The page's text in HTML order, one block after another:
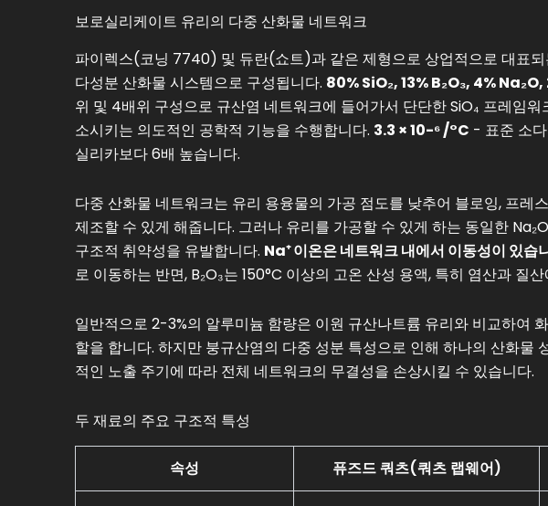
보로실리케이트 유리의 다중 산화물 네트워크
파이렉스(코닝 7740) 및 듀란(쇼트)과 같은 제형으로 상업적으로 대표
다성분 산화물 시스템으로 구성됩니다. 80% SiO₂, 13% B₂O₃, 4%
위 및 4배위 구성으로 규산염 네트워크에 들어가서 단단한 SiO₄ 프레임
소시키는 의도적인 공학적 기능을 수행합니다. 3.3 × 10-⁶ /°C - 표준 소
실리카보다 6배 높습니다.
다중 산화물 네트워크는 유리 용융물의 가공 점도를 낮추어 블로잉, 프레
제조할 수 있게 해줍니다. 그러나 유리를 가공할 수 있게 하는 동일한
구조적 취약성을 유발합니다. Na⁺ 이온은 네트워크 내에서 이동성이 있습
로 이동하는 반면, B₂O₃는 150°C 이상의 고온 산성 용액, 특히 염산과 질
일반적으로 2-3%의 알루미늄 함량은 이원 규산나트륨 유리와 비교하여
할을 합니다. 하지만 붕규산염의 다중 성분 특성으로 인해 하나의 산화물
적인 노출 주기에 따라 전체 네트워크의 무결성을 손상시킬 수 있습니다.
두 재료의 주요 구조적 특성
속성 퓨즈드 쿼츠(쿼츠 랩웨어)